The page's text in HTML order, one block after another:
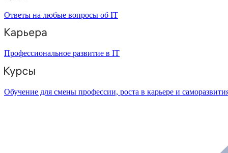
Ответы на любые вопросы об IT
Профессиональное развитие в IT
Обучение для смены профессии, роста в карьере и